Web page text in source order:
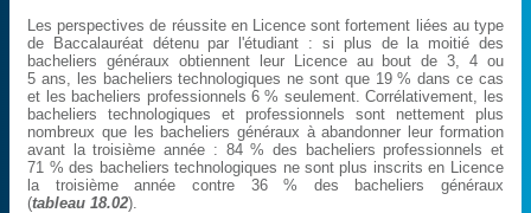
Les perspectives de réussite en Licence sont fortement liées au type
de Baccalauréat détenu par l'étudiant : si plus de la moitié des
bacheliers généraux obtiennent leur Licence au bout de 3, 4 ou
5 ans, les bacheliers technologiques ne sont que 19 % dans ce cas
et les bacheliers professionnels 6 % seulement. Corrélativement, les
bacheliers technologiques et professionnels sont nettement plus
nombreux que les bacheliers généraux à abandonner leur formation
avant la troisième année : 84 % des bacheliers professionnels et
71 % des bacheliers technologiques ne sont plus inscrits en Licence
la troisième année contre 36 % des bacheliers généraux
(tableau 18.02).